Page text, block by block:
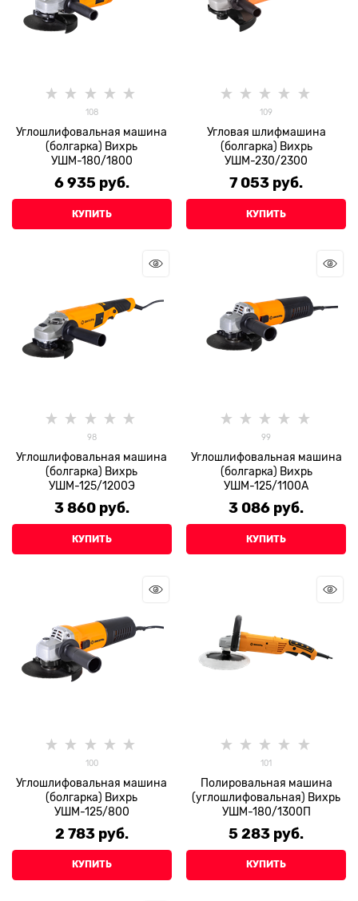
108
Углошлифовальная машина
(болгарка) Вихрь
УШМ-180/1800
6 935 руб.
КУПИТЬ
109
Угловая шлифмашина
(болгарка) Вихрь
УШМ-230/2300
7 053 руб.
КУПИТЬ
98
Углошлифовальная машина
(болгарка) Вихрь
УШМ-125/1200Э
3 860 руб.
КУПИТЬ
99
Углошлифовальная машина
(болгарка) Вихрь
УШМ-125/1100А
3 086 руб.
КУПИТЬ
100
Углошлифовальная машина
(болгарка) Вихрь
УШМ-125/800
2 783 руб.
КУПИТЬ
101
Полировальная машина
(углошлифовальная) Вихрь
УШМ-180/1300П
5 283 руб.
КУПИТЬ